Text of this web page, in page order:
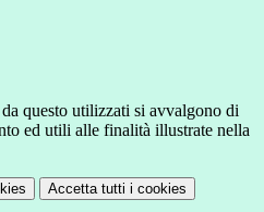
questo utilizzati si avvalgono di
ed utili alle finalità illustrate nella
Accetta tutti i cookies